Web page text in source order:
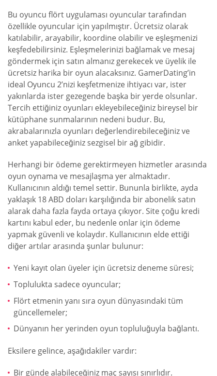
Bu oyuncu flört uygulaması oyuncular tarafından
özellikle oyuncular için yapılmıştır. Ücretsiz olarak
katılabilir, arayabilir, koordine olabilir ve eşleşmenizi
keşfedebilirsiniz. Eşleşmelerinizi bağlamak ve mesaj
göndermek için satın almanız gerekecek ve üyelik ile
ücretsiz harika bir oyun alacaksınız. GamerDating’in
ideal Oyuncu 2’nizi keşfetmenize ihtiyacı var, ister
yakınlarda ister gezegende başka bir yerde olsunlar.
Tercih ettiğiniz oyunları ekleyebileceğiniz bireysel bir
kütüphane sunmalarının nedeni budur. Bu,
akrabalarınızla oyunları değerlendirebileceğiniz ve
anket yapabileceğiniz sezgisel bir ağ gibidir.
Herhangi bir ödeme gerektirmeyen hizmetler arasında
oyun oynama ve mesajlaşma yer almaktadır.
Kullanıcının aldığı temel settir. Bununla birlikte, ayda
yaklaşık 18 ABD doları karşılığında bir abonelik satın
alarak daha fazla fayda ortaya çıkıyor. Site çoğu kredi
kartını kabul eder, bu nedenle onlar için ödeme
yapmak güvenli ve kolaydır. Kullanıcının elde ettiği
diğer artılar arasında şunlar bulunur:
Yeni kayıt olan üyeler için ücretsiz deneme süresi;
Toplulukta sadece oyuncular;
Flört etmenin yanı sıra oyun dünyasındaki tüm
güncellemeler;
Dünyanın her yerinden oyun topluluğuyla bağlantı.
Eksilere gelince, aşağıdakiler vardır:
Bir günde alabileceğiniz maç sayısı sınırlıdır.